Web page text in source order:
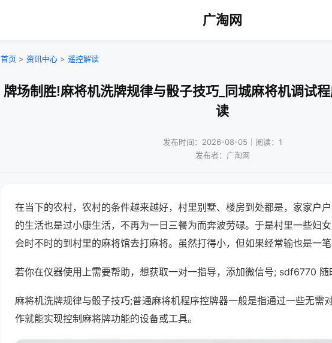
广淘网
首页 > 资讯中心 > 遥控解读
牌场制胜!麻将机洗牌规律与骰子技巧_同城麻将机调试
读
发布时间：2026-08-05｜阅读：1
发布者：广淘网
在当下的农村，农村的条件越来越好，村里别墅、楼房到处都是，家家户
的生活也是过小康生活，不再为一日三餐为而奔波劳碌。于是村里一些妇
会时不时的到村里的麻将馆去打麻将。虽然打得小，但如果经常输也是一笔
若你在仪器使用上需要帮助，想获取一对一指导，添加微信号; sdf6770 随
麻将机洗牌规律与骰子技巧;普通麻将机程序控牌器一般是指通过一些无需
作就能实现控制麻将牌功能的设备或工具。